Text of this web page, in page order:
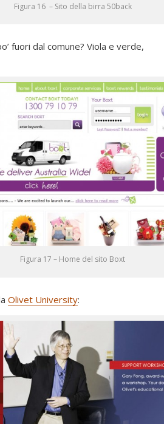
Figura 16 – Sito della birra 50back
fuori dal comune? Viola e verde,
Figura 17 – Home del sito Boxt
Olivet University: